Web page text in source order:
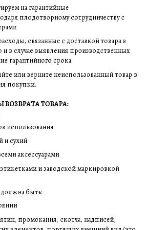
на гарантийные
плодотворному сотрудничеству с
связанные с доставкой товара в
в случае выявления производственных
гарантийного срока
или верните неиспользованный товар в
покупки.
ТОВАРА:
использования
и сухий
аксессуарами
и заводской маркировкой
должна быть:
промокания, скотча, надписей,